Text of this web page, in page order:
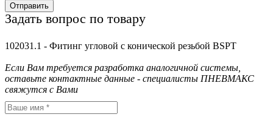
Отправить
Задать вопрос по товару
102031.1 - Фитинг угловой с конической резьбой BSPT
Если Вам требуется разработка аналогичной системы,
оставьте контактные данные - специалисты ПНЕВМАКС
свяжутся с Вами